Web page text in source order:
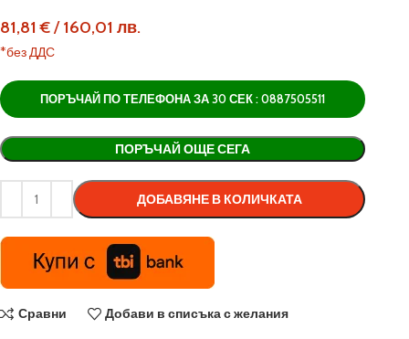
81,81€/160,01 лв.
*без ДДС
ПОРЪЧАЙ ПО ТЕЛЕФОНА ЗА 30 СЕК : 0887505511
ПОРЪЧАЙ ОЩЕ СЕГА
ДОБАВЯНЕ В КОЛИЧКАТА
Alternative:
Сравни Добави в списъка с желания